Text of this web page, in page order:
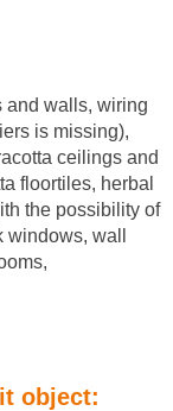
and walls, wiring
is missing),
ceilings and
floortiles, herbal
the possibility of
wall
object: